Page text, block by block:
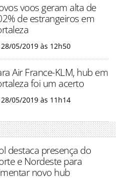
voos geram alta de
de estrangeiros em
28/05/2019 às 12h50
Air France-KLM, hub em
foi um acerto
28/05/2019 às 11h14
destaca presença do
e Nordeste para
novo hub